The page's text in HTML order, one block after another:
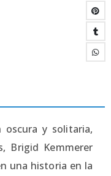
oscura y solitaria,
Brigid Kemmerer
una historia en la